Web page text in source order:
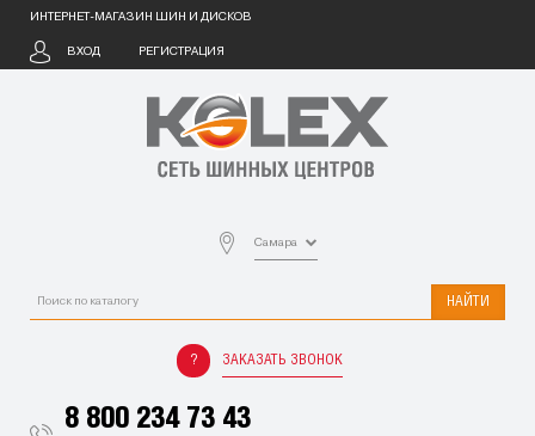
ИНТЕРНЕТ-МАГАЗИН ШИН И ДИСКОВ
ВХОД РЕГИСТРАЦИЯ
Самара
НАЙТИ
ЗАКАЗАТЬ ЗВОНОК
8 800 234 73 43